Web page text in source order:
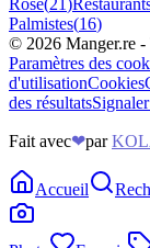
Rose(21)
Palmistes(16)
© 2026 Manger.re -
Paramètres des
d'utilisationCookies
des résultats
Fait avec❤par
Accueil